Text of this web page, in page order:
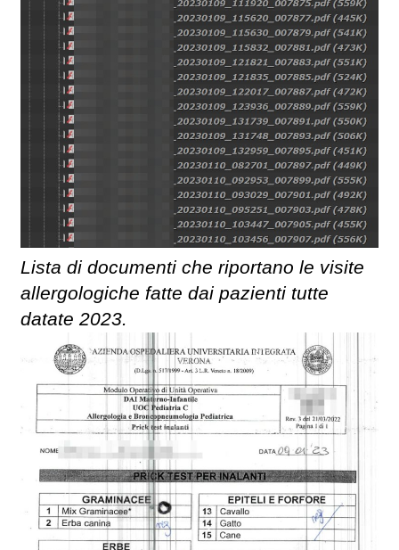
Lista di documenti che riportano le visite
allergologiche fatte dai pazienti tutte
datate 2023.